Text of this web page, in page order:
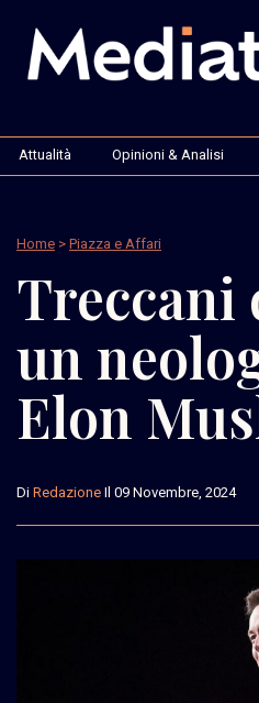
Attualità Opinioni & Analisi
Home > Piazza e Affari
Treccani
un
Elon
Di Redazione Il 09 Novembre, 2024